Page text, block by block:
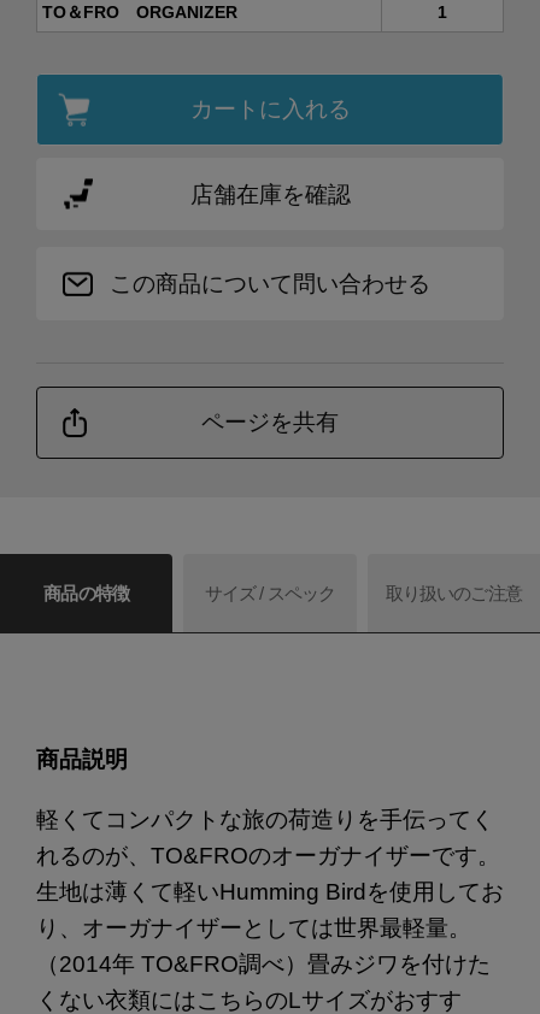
カートに入れる
店舗在庫を確認
TO＆FRO ORGANIZER 1
この商品について問い合わせる
ページを共有
商品の特徴 サイズ / スペック 取り扱いのご注意
商品説明
軽くてコンパクトな旅の荷造りを手伝ってく
れるのが、TO&FROのオーガナイザーです。
生地は薄くて軽いHumming Birdを使用してお
り、オーガナイザーとしては世界最軽量。
（2014年 TO&FRO調べ）畳みジワを付けた
くない衣類にはこちらのLサイズがおすす